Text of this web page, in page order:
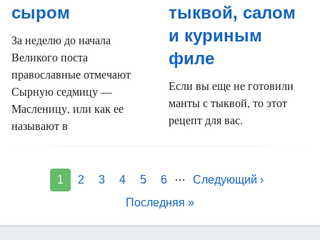
сыром
За неделю до начала
Великого поста
православные отмечают
Сырную седмицу —
Масленицу, или как ее
называют в
тыквой, салом
и куриным
филе
Если вы еще не готовили
манты с тыквой, то этот
рецепт для вас.
1 2 3 4 5 6 …
Следующий ›
Последняя »